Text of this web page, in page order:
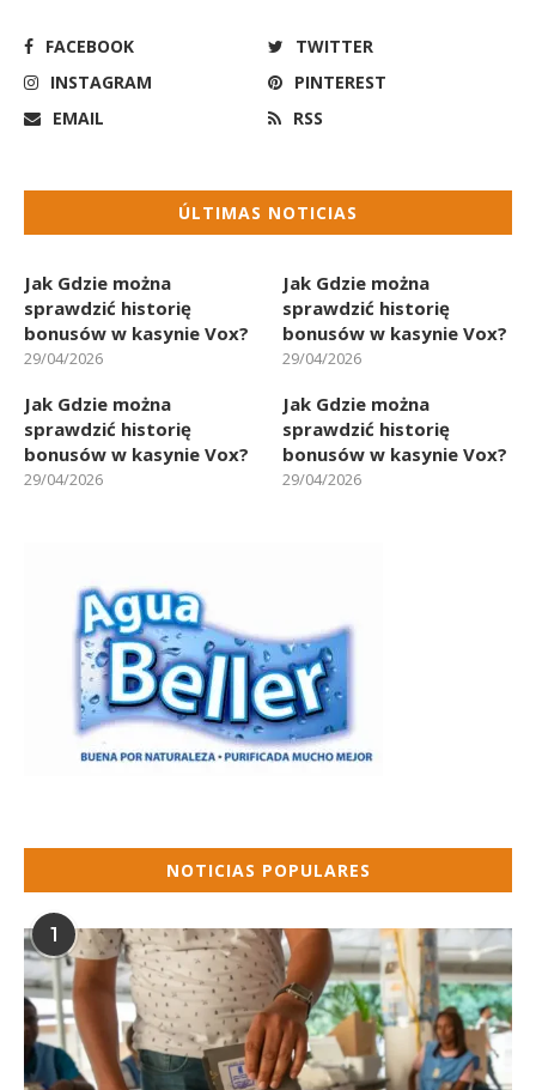
FACEBOOK
TWITTER
INSTAGRAM
PINTEREST
EMAIL
RSS
ÚLTIMAS NOTICIAS
Jak Gdzie można
sprawdzić historię
bonusów w kasynie Vox?
29/04/2026
Jak Gdzie można
sprawdzić historię
bonusów w kasynie Vox?
29/04/2026
Jak Gdzie można
sprawdzić historię
bonusów w kasynie Vox?
29/04/2026
Jak Gdzie można
sprawdzić historię
bonusów w kasynie Vox?
29/04/2026
NOTICIAS POPULARES
1